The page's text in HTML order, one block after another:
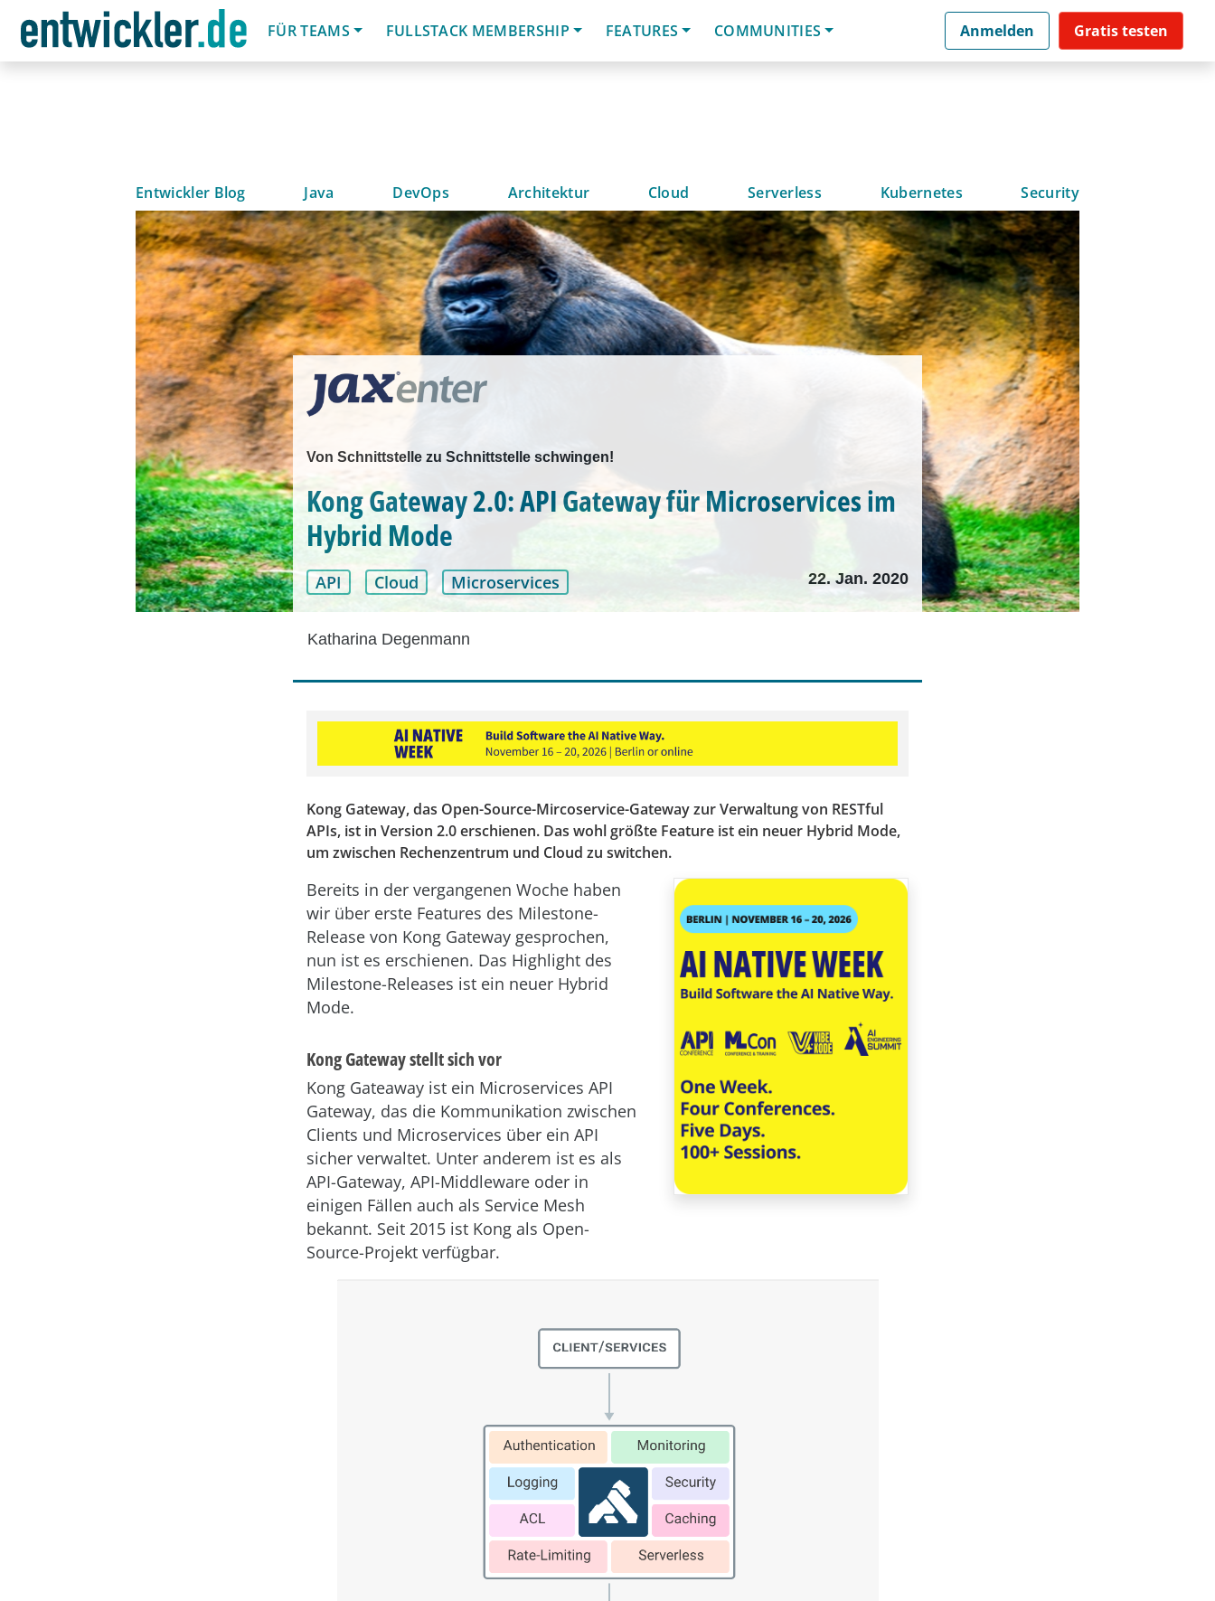
FÜR TEAMS
FULLSTACK MEMBERSHIP FEATURES COMMUNITIES Anmelden Gratis testen
Entwickler Blog Java DevOps Architektur Cloud Serverless Kubernetes Security
Von Schnittstelle zu Schnittstelle schwingen!
Kong Gateway 2.0: API Gateway für Microservices im
Hybrid Mode
API Cloud Microservices 22. Jan. 2020
Katharina Degenmann
Kong Gateway, das Open-Source-Mircoservice-Gateway zur Verwaltung von RESTful
APIs, ist in Version 2.0 erschienen. Das wohl größte Feature ist ein neuer Hybrid Mode,
um zwischen Rechenzentrum und Cloud zu switchen.
Bereits in der vergangenen Woche haben
wir über erste Features des Milestone-
Release von Kong Gateway gesprochen,
nun ist es erschienen. Das Highlight des
Milestone-Releases ist ein neuer Hybrid
Mode.
Kong Gateway stellt sich vor
Kong Gateaway ist ein Microservices API
Gateway, das die Kommunikation zwischen
Clients und Microservices über ein API
sicher verwaltet. Unter anderem ist es als
API-Gateway, API-Middleware oder in
einigen Fällen auch als Service Mesh
bekannt. Seit 2015 ist Kong als Open-
Source-Projekt verfügbar.